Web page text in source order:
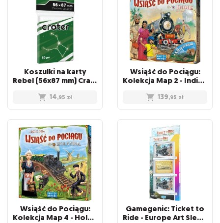
Koszulki na karty
Rebel (56x87 mm) Crater Light, 100 sztuk
14,95 zł
Wsiąść do Pociągu:
Kolekcja Map 2 - Indie i Szwajcaria
139,95 zł
Wsiąść do Pociągu:
Kolekcja Map 4 - Holandia
Gamegenic: Ticket to
Ride - Europe Art Sleeves (58 x 90 mm)